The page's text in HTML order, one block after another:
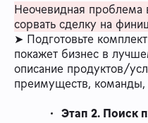
Неочевидная проблема
сорвать сделку на
➤ Подготовьте
покажет бизнес в
описание продуктов/
преимуществ, команды,
Этап 2. Поиск